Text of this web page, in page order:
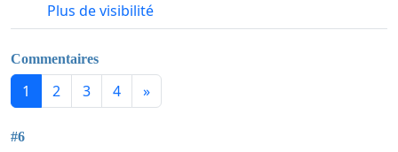
Plus de visibilité
Commentaires
1 2 3 4 »
#6